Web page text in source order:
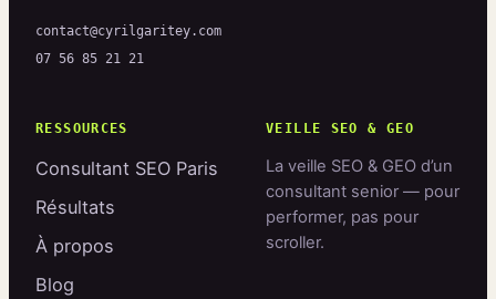
contact@cyrilgaritey.com
07 56 85 21 21
RESSOURCES
Consultant SEO Paris
Résultats
À propos
Blog
VEILLE SEO & GEO
La veille SEO & GEO d’un
consultant senior — pour
performer, pas pour
scroller.